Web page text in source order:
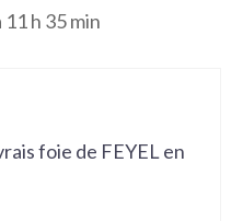
h 35 min
foie de FEYEL en